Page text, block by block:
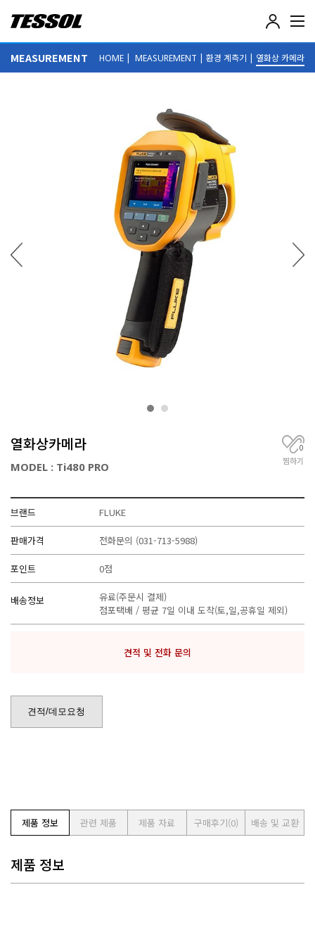
테
(
T
E
기
,
전
문
MEASUREMENT HOME | MEASUREMENT | 환경 계측기 | 열화상 카메라
열화상카메라
MODEL : Ti480 PRO
0
찜하기
브랜드 FLUKE
판매가격 전화문의 (031-713-5988)
포인트 0점
배송정보
유료(주문시 결제)
점포택배 / 평균 7일 이내 도착(토,일,공휴일 제외)
견적 및 전화 문의
견적/데모요청
제품 정보 관련 제품 제품 자료 구매후기(0) 배송 및 교환
제품 정보